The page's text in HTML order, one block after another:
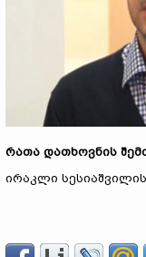
რათა დათხოვნის
ირაკლი